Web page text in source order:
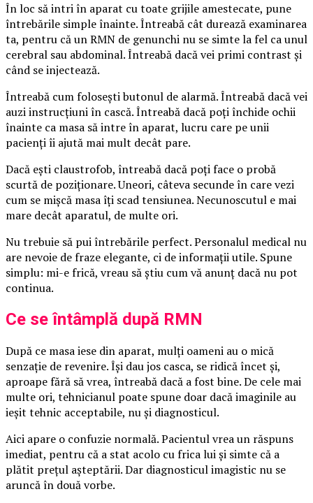
În loc să intri în aparat cu toate grijile amestecate, pune
întrebările simple înainte. Întreabă cât durează examinarea
ta, pentru că un RMN de genunchi nu se simte la fel ca unul
cerebral sau abdominal. Întreabă dacă vei primi contrast și
când se injectează.
Întreabă cum folosești butonul de alarmă. Întreabă dacă vei
auzi instrucțiuni în cască. Întreabă dacă poți închide ochii
înainte ca masa să intre în aparat, lucru care pe unii
pacienți îi ajută mai mult decât pare.
Dacă ești claustrofob, întreabă dacă poți face o probă
scurtă de poziționare. Uneori, câteva secunde în care vezi
cum se mișcă masa îți scad tensiunea. Necunoscutul e mai
mare decât aparatul, de multe ori.
Nu trebuie să pui întrebările perfect. Personalul medical nu
are nevoie de fraze elegante, ci de informații utile. Spune
simplu: mi-e frică, vreau să știu cum vă anunț dacă nu pot
continua.
Ce se întâmplă după RMN
După ce masa iese din aparat, mulți oameni au o mică
senzație de revenire. Își dau jos casca, se ridică încet și,
aproape fără să vrea, întreabă dacă a fost bine. De cele mai
multe ori, tehnicianul poate spune doar dacă imaginile au
ieșit tehnic acceptabile, nu și diagnosticul.
Aici apare o confuzie normală. Pacientul vrea un răspuns
imediat, pentru că a stat acolo cu frica lui și simte că a
plătit prețul așteptării. Dar diagnosticul imagistic nu se
aruncă în două vorbe.